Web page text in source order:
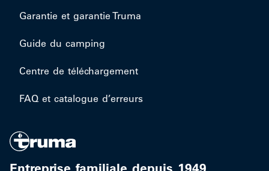
Garantie et garantie Truma
Guide du camping
Centre de téléchargement
FAQ et catalogue d’erreurs